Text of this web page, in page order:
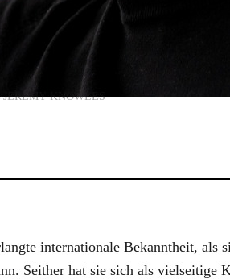
KNOWLES
internationale Bekanntheit, als
Seither hat sie sich als vielseitige